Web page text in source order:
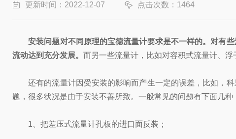
更新时间：2022-12-07 点击次数：1464
安装问题对不同原理的宝德流量计要求是不一样的。对有
流动达到充分发展。 而另一些流量计，比如对容积式流量计、
还有的流量计因受安装的影响而产生一定的误差，比如，科
题，很多状况是由于安装不善所致。一般常见的问题有下面几种
1、把差压式流量计孔板的进口面反装；